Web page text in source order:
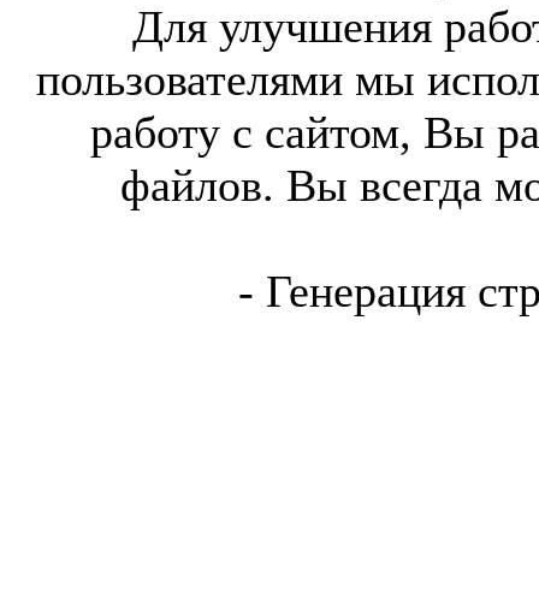
Для улучшения
пользователями мы
работу с сайтом, Вы
файлов. Вы всегда
- Генерация